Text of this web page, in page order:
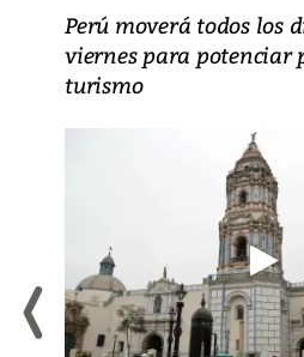
Perú moverá todos los
viernes para potenciar
turismo